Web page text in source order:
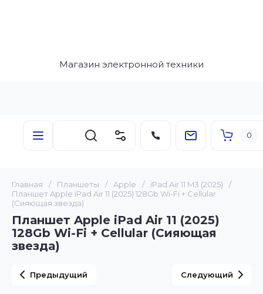
Магазин электронной техники
0
Главная / Планшеты / Apple / iPad Air 11 M3 (2025)
/
Планшет Apple iPad Air 11 (2025) 128Gb Wi-Fi + Сellular
(Сияющая звезда)
Планшет Apple iPad Air 11 (2025)
128Gb Wi-Fi + Сellular (Сияющая
звезда)
Предыдущий Следующий